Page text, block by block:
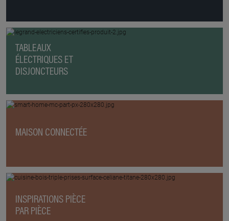
TABLEAUX
ÉLECTRIQUES ET
DISJONCTEURS
MAISON CONNECTÉE
INSPIRATIONS PIÈCE
PAR PIÈCE